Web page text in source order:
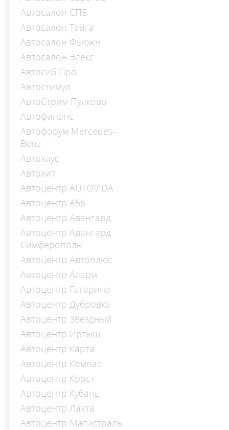
Автосалон СПБ
Автосалон Тайга
Автосалон Фьюжн
Автосалон Элекс
Автосиб Про
Автостимул
АвтоСтрим Пулково
Автофинанс
Автофорум Mercedes-
Benz
Автохаус
Автохит
Автоцентр AUTOVIDA
Автоцентр А56
Автоцентр Авангард
Автоцентр Авангард
Симферополь
Автоцентр Автоплюс
Автоцентр Аларм
Автоцентр Гагарина
Автоцентр Дубровка
Автоцентр Звездный
Автоцентр Иртыш
Автоцентр Карта
Автоцентр Компас
Автоцентр Крост
Автоцентр Кубань
Автоцентр Лахта
Автоцентр Магистраль